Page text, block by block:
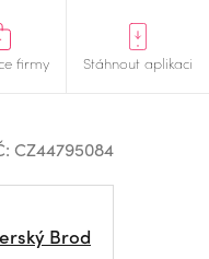
firmy Stáhnout aplikaci
CZ44795084
Brod